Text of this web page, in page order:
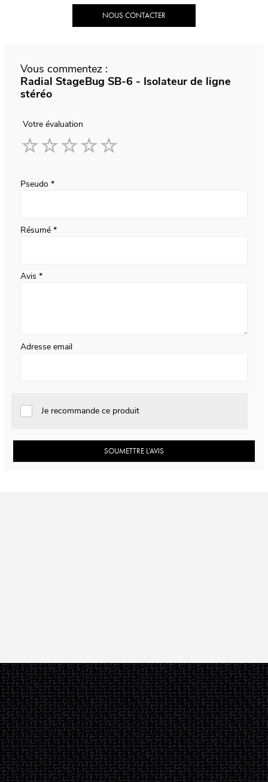
NOUS CONTACTER
Vous commentez :
Radial StageBug SB-6 - Isolateur de ligne
stéréo
Votre évaluation
Pseudo
Résumé
Avis
Adresse email
Je recommande ce produit
SOUMETTRE L’AVIS